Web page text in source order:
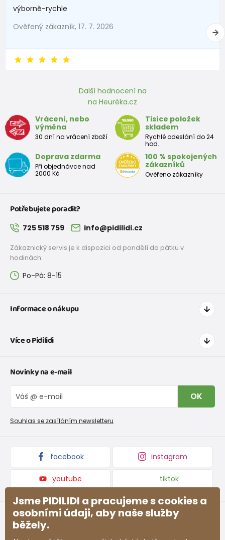
výborně-rychle
Ověřený zákazník, 17. 7. 2026
Další hodnocení na
na Heuréka.cz
Vrácení, nebo
výměna
30 dní na vrácení zboží
Tisíce položek
skladem
Rychlé odeslání do 24
hod.
Doprava zdarma
Při objednávce nad
2000 Kč
100 % spokojených
zákazníků
Ověřeno zákazníky
Potřebujete poradit?
725 518 759 info@pidilidi.cz
Zákaznický servis je k dispozici od pondělí do pátku v
hodinách:
Po-Pá: 8-15
Informace o nákupu
Doprava a platba
Tabulka velikostí obuvi
Vrácení zboží a reklamace
Reklamační řád
Nevyzvednutá objednávka na dobírku
Více o Pidilidi
O nás
Blog
Velkoobchod PiDiLiDi
Affiliate program
Kolekce zboží
Novinky na e-mail
OK
Souhlas se zasíláním newsletteru
facebook instagram
youtube tiktok
Jsme PIDILIDI a pracujeme s cookies a
osobními údaji, aby naše služby
běžely.